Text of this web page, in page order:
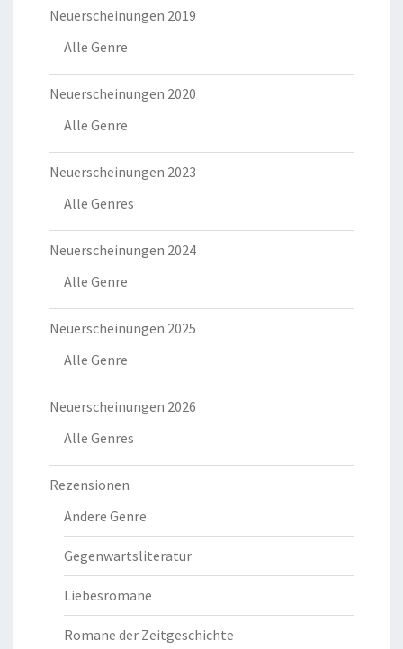
Neuerscheinungen 2019
Alle Genre
Neuerscheinungen 2020
Alle Genre
Neuerscheinungen 2023
Alle Genres
Neuerscheinungen 2024
Alle Genre
Neuerscheinungen 2025
Alle Genre
Neuerscheinungen 2026
Alle Genres
Rezensionen
Andere Genre
Gegenwartsliteratur
Liebesromane
Romane der Zeitgeschichte